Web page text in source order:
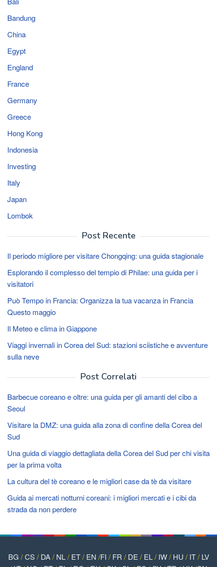
Bandung
China
Egypt
England
France
Germany
Greece
Hong Kong
Indonesia
Investing
Italy
Japan
Lombok
Post Recente
Il periodo migliore per visitare Chongqing: una guida stagionale
Esplorando il complesso del tempio di Philae: una guida per i
visitatori
Può Tempo in Francia: Organizza la tua vacanza in Francia
Questo maggio
Il Meteo e clima in Giappone
Viaggi invernali in Corea del Sud: stazioni sciistiche e avventure
sulla neve
Post Correlati
Barbecue coreano e oltre: una guida per gli amanti del cibo a
Seoul
Visitare la DMZ: una guida alla zona di confine della Corea del
Sud
Una guida di viaggio dettagliata della Corea del Sud per chi visita
per la prima volta
La cultura del tè coreano e le migliori case da tè da visitare
Guida ai mercati notturni coreani: i migliori mercati e i cibi da
strada da non perdere
BG /CS/ DA/ NL/ ET/ EN /FI / FR / DE / EL/ IW/ HU / IT/ LV